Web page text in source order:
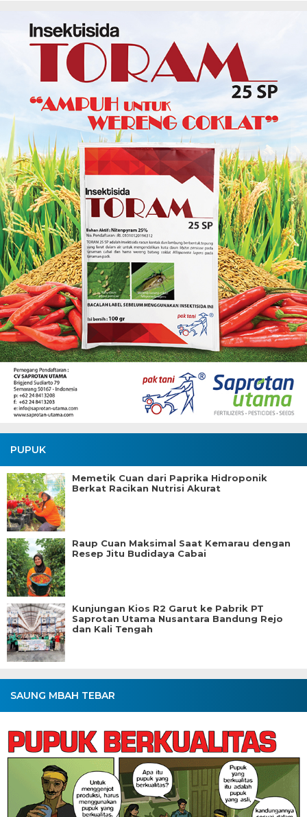
PUPUK
Memetik Cuan dari Paprika Hidroponik
Berkat Racikan Nutrisi Akurat
Raup Cuan Maksimal Saat Kemarau dengan
Resep Jitu Budidaya Cabai
Kunjungan Kios R2 Garut ke Pabrik PT
Saprotan Utama Nusantara Bandung Rejo
dan Kali Tengah
SAUNG MBAH TEBAR